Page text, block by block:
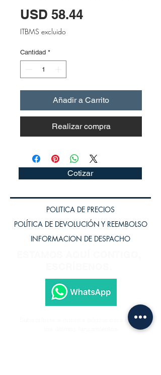
USD 58.44Precio
ITBMS excluido
Cantidad *
Añadir a Carrito
Realizar compra
Cotizar
POLITICA DE PRECIOS
POLÍTICA DE DEVOLUCIÓN Y REEMBOLSO
INFORMACION DE DESPACHO
Subscríbete a nuestra página para recibir